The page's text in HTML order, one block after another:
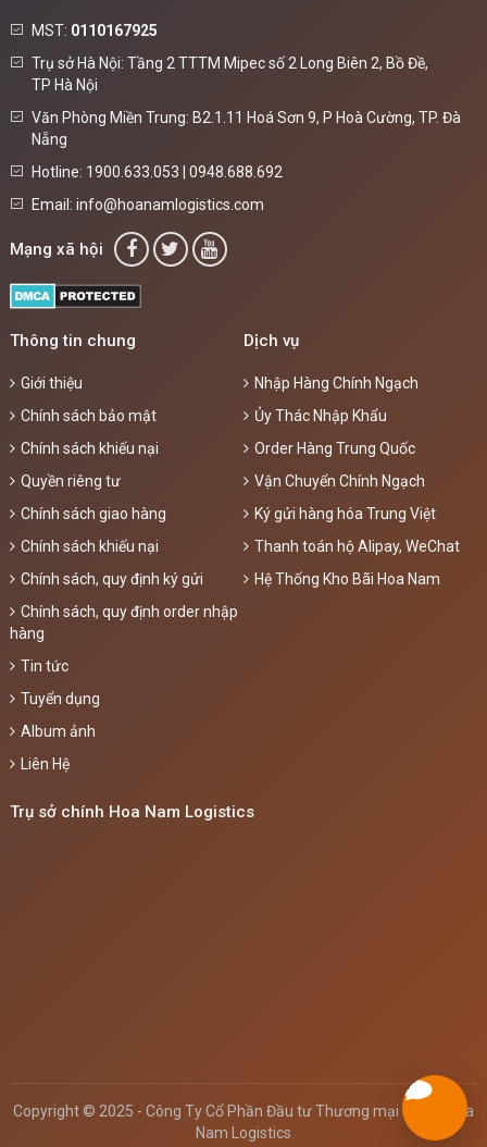
MST: 0110167925
Trụ sở Hà Nội: Tầng 2 TTTM Mipec số 2 Long Biên 2, Bồ Đề,
TP Hà Nội
Văn Phòng Miền Trung: B2.1.11 Hoá Sơn 9, P Hoà Cường, TP. Đà
Nẵng
Hotline: 1900.633.053 | 0948.688.692
Email: info@hoanamlogistics.com
Mạng xã hội
Thông tin chung
Giới thiệu
Chính sách bảo mật
Chính sách khiếu nại
Quyền riêng tư
Chính sách giao hàng
Chính sách khiếu nại
Chính sách, quy định ký gửi
Chính sách, quy định order nhập
hàng
Tin tức
Tuyển dụng
Album ảnh
Liên Hệ
Dịch vụ
Nhập Hàng Chính Ngạch
Ủy Thác Nhập Khẩu
Order Hàng Trung Quốc
Vận Chuyển Chính Ngạch
Ký gửi hàng hóa Trung Việt
Thanh toán hộ Alipay, WeChat
Hệ Thống Kho Bãi Hoa Nam
Trụ sở chính Hoa Nam Logistics
Copyright © 2025 - Công Ty Cổ Phần Đầu tư Thương mại & XNK
Hoa
Nam Logistics